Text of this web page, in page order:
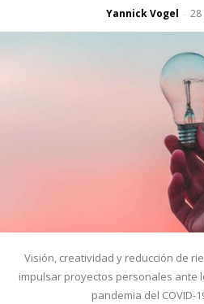
Yannick Vogel - 28
Visión, creatividad y reducción de
impulsar proyectos personales ante
pandemia del COVID-